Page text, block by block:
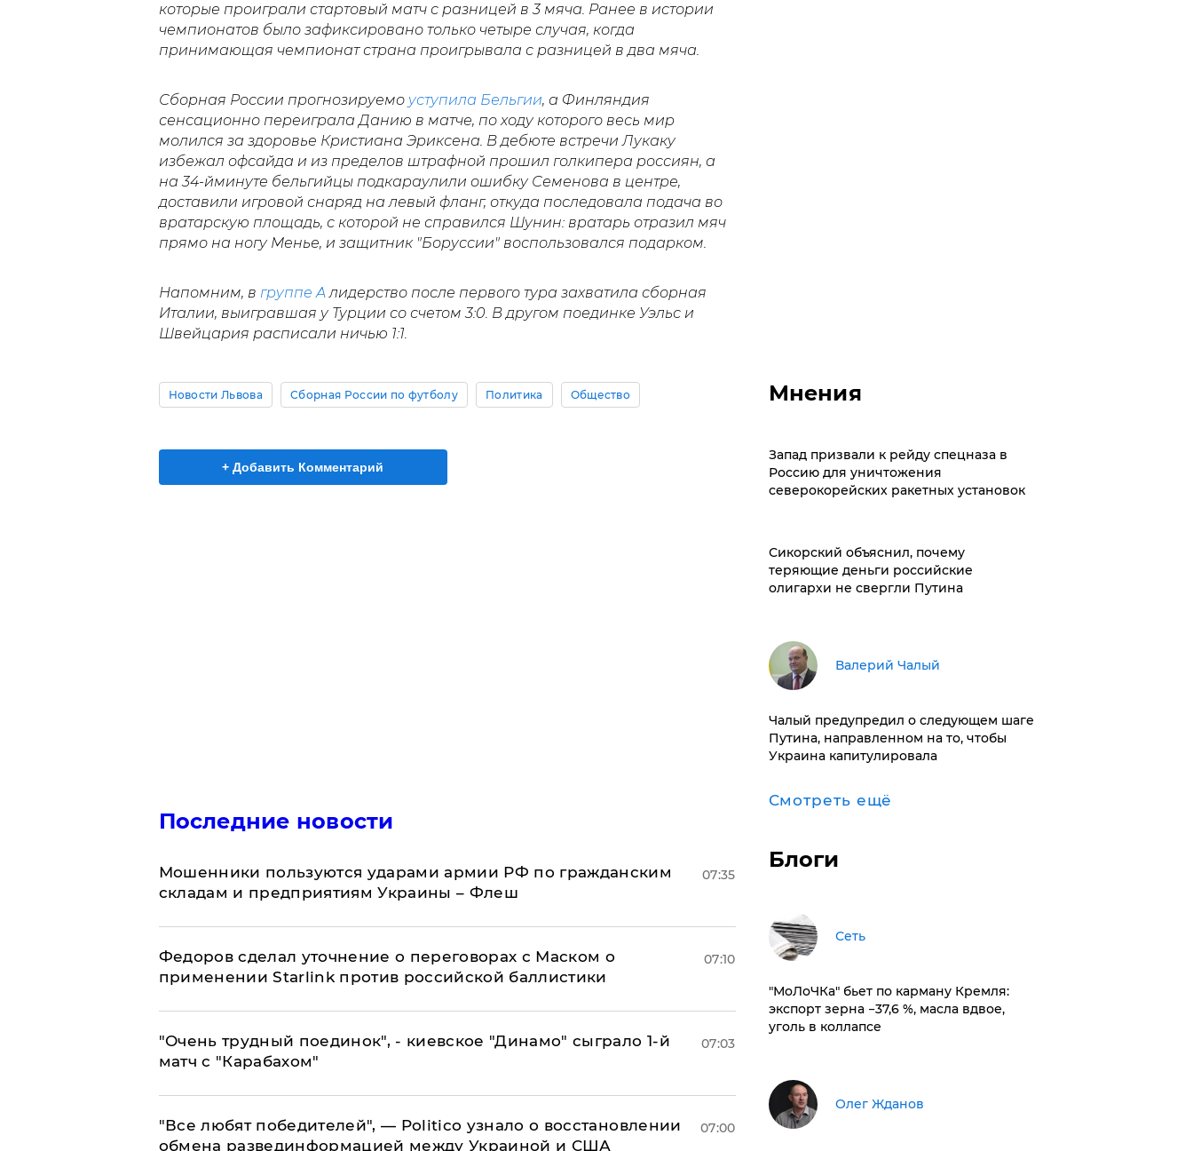
которые проиграли стартовый матч с разницей в 3 мяча. Ранее в истории
чемпионатов было зафиксировано только четыре случая, когда
принимающая чемпионат страна проигрывала с разницей в два мяча.
Сборная России прогнозируемо уступила Бельгии, а Финляндия
сенсационно переиграла Данию в матче, по ходу которого весь мир
молился за здоровье Кристиана Эриксена. В дебюте встречи Лукаку
избежал офсайда и из пределов штрафной прошил голкипера россиян, а
на 34-йминуте бельгийцы подкараулили ошибку Семенова в центре,
доставили игровой снаряд на левый фланг, откуда последовала подача во
вратарскую площадь, с которой не справился Шунин: вратарь отразил мяч
прямо на ногу Менье, и защитник "Боруссии" воспользовался подарком.
Напомним, в группе Aлидерство после первого тура захватила сборная
Италии, выигравшая у Турции со счетом 3:0. В другом поединке Уэльс и
Швейцария расписали ничью 1:1.
Новости Львова Сборная России по футболу Политика Общество
+ Добавить Комментарий
Последние новости
Мошенники пользуются ударами армии РФ по гражданским
складам и предприятиям Украины – Флеш
07:35
Федоров сделал уточнение о переговорах с Маском о
применении Starlink против российской баллистики
07:10
"Очень трудный поединок", - киевское "Динамо" сыграло 1-й
матч с "Карабахом"
07:03
​"Все любят победителей", — Politico узнало о восстановлении
обмена развединформацией между Украиной и США
07:00
Мнения
Запад призвали к рейду спецназа в
Россию для уничтожения
северокорейских ракетных установок
Сикорский объяснил, почему
теряющие деньги российские
олигархи не свергли Путина
Валерий Чалый
Чалый предупредил о следующем шаге
Путина, направленном на то, чтобы
Украина капитулировала
Смотреть ещё
Блоги
Сеть
​"МоЛоЧКа" бьет по карману Кремля:
экспорт зерна −37,6 %, масла вдвое,
уголь в коллапсе
Олег Жданов